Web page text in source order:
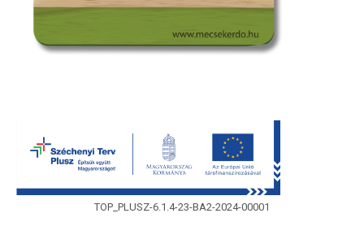
TOP_PLUSZ-6.1.4-23-BA2-2024-00001